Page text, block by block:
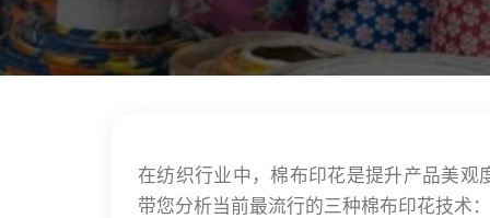
在纺织行业中，棉布印花是提升产品美
带您分析当前最流行的三种棉布印花技术